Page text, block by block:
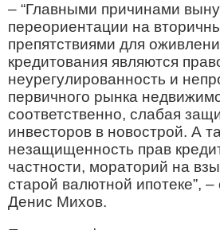
– “Главными причинами
переориентации на
препятствиями для
кредитования являются
неурегулированность и
первичного рынка
соответственно, слабая
инвесторов в новострой. А
незащищенность прав
частности, мораторий на
старой валютной ипотеке”,
Денис Михов.